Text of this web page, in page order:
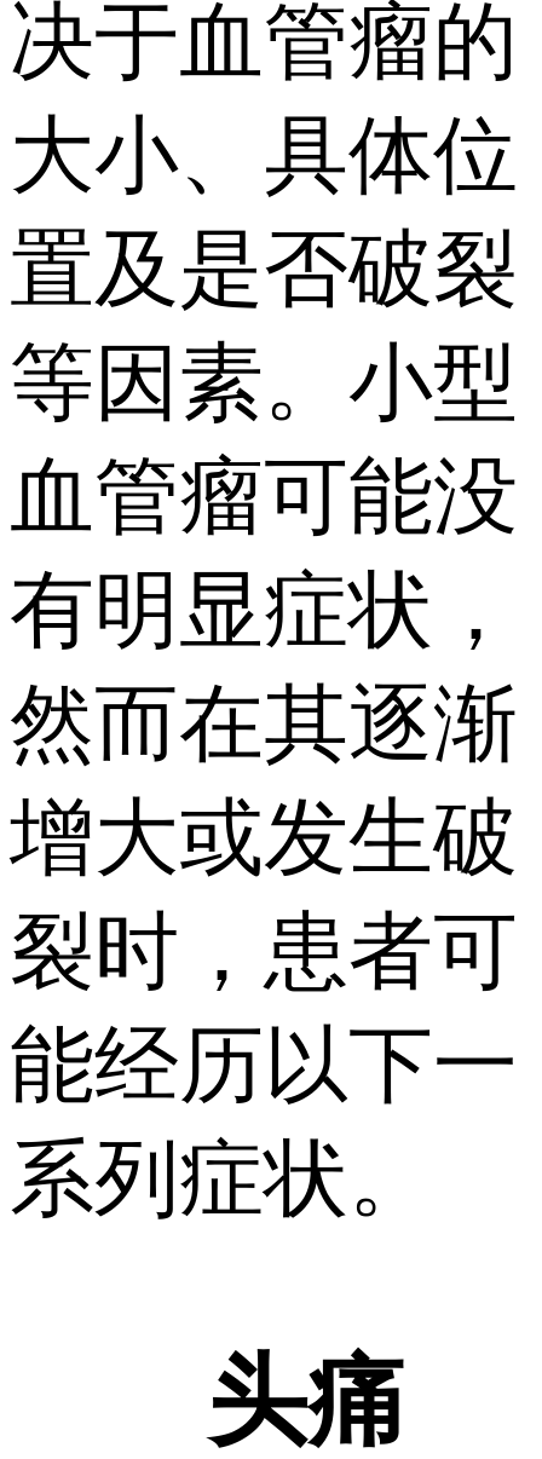
决于血管瘤的
大小、具体位
置及是否破裂
等因素。小型
血管瘤可能没
有明显症状，
然而在其逐渐
增大或发生破
裂时，患者可
能经历以下一
系列症状。
头痛